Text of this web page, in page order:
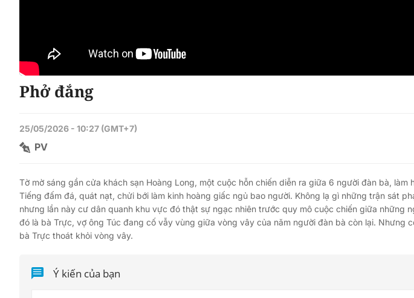
Phở đắng
25/05/2026 - 10:27 (GMT+7)
PV
Tờ mờ sáng gần cửa khách sạn Hoàng Long, một cuộc hỗn chiến diễn ra giữa 6 người đàn bà, làm
Tiếng đấm đá, quát nạt, chửi bới làm kinh hoàng giấc ngủ bao người. Không lạ gì những trận sát
nhưng lần này cư dân quanh khu vực đó thật sự ngạc nhiên trước quy mô cuộc chiến giữa những
đó là bà Trực, vợ ông Túc đang cố vẫy vùng giữa vòng vây của năm người đàn bà còn lại. Nhưng
bà Trực thoát khỏi vòng vây.
Ý kiến của bạn